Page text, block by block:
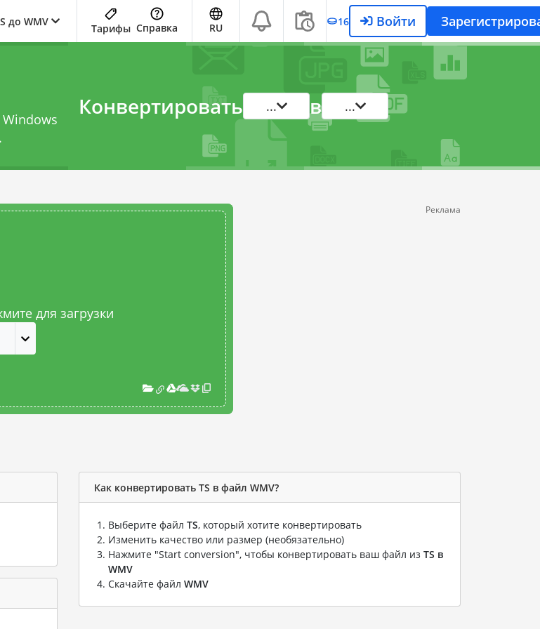
до WMV
Тарифы Справка RU 16 Войти
Конвертировать ... в ...
для загрузки
Реклама
Как конвертировать TS в файл WMV?
Выберите файл TS, который хотите конвертировать
Изменить качество или размер (необязательно)
Нажмите "Start conversion", чтобы конвертировать ваш файл из TS в
WMV
Скачайте файл WMV